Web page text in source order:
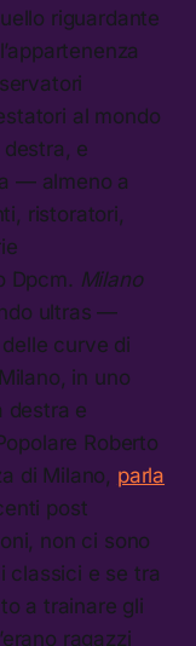
riguardante
al mondo
e
— almeno a
ristoratori,
Dpcm. Milano
ultras —
curve di
in uno
destra e
Roberto
di Milano, parla
post
non ci sono
classici e se tra
a trainare gli
ragazzi